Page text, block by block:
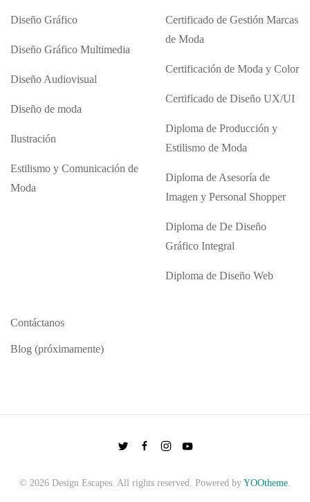
Diseño Gráfico
Diseño Gráfico Multimedia
Diseño Audiovisual
Diseño de moda
Ilustración
Estilismo y Comunicación de
Moda
Certificado de Gestión Marcas
de Moda
Certificación de Moda y Color
Certificado de Diseño UX/UI
Diploma de Producción y
Estilismo de Moda
Diploma de Asesoría de
Imagen y Personal Shopper
Diploma de De Diseño
Gráfico Integral
Diploma de Diseño Web
Contáctanos
Blog (próximamente)
© 2026 Design Escapes. All rights reserved. Powered by YOOtheme.